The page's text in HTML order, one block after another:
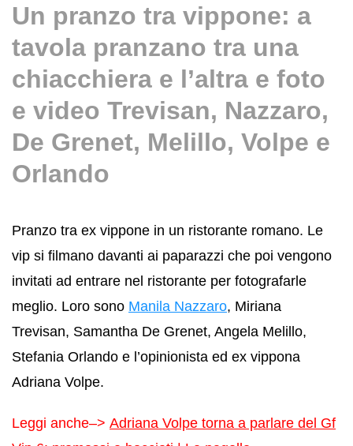
Un pranzo tra vippone: a
tavola pranzano tra una
chiacchiera e l’altra e foto
e video Trevisan, Nazzaro,
De Grenet, Melillo, Volpe e
Orlando
Pranzo tra ex vippone in un ristorante romano. Le
vip si filmano davanti ai paparazzi che poi vengono
invitati ad entrare nel ristorante per fotografarle
meglio. Loro sono Manila Nazzaro, Miriana
Trevisan, Samantha De Grenet, Angela Melillo,
Stefania Orlando e l’opinionista ed ex vippona
Adriana Volpe.
Leggi anche–> Adriana Volpe torna a parlare del Gf